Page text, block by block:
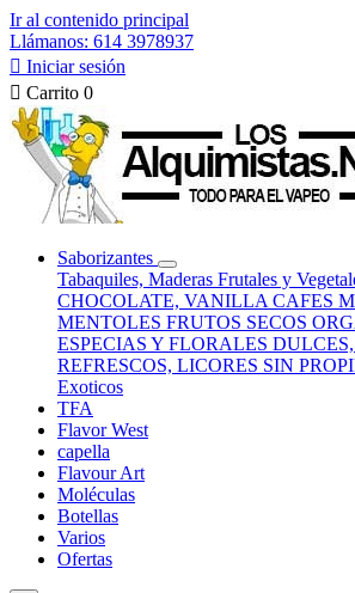
Ir al contenido principal
Llámanos: 614 3978937
 Iniciar sesión
 Carrito 0
Saborizantes
Tabaquiles, Maderas Frutales y
CHOCOLATE, VANILLA CAFES
MENTOLES FRUTOS SECOS
ESPECIAS Y FLORALES
REFRESCOS, LICORES SIN
Exoticos
TFA
Flavor West
capella
Flavour Art
Moléculas
Botellas
Varios
Ofertas